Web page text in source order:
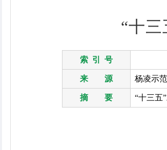
“十
索 引 号
来 源 杨凌示
摘 要 “十三五